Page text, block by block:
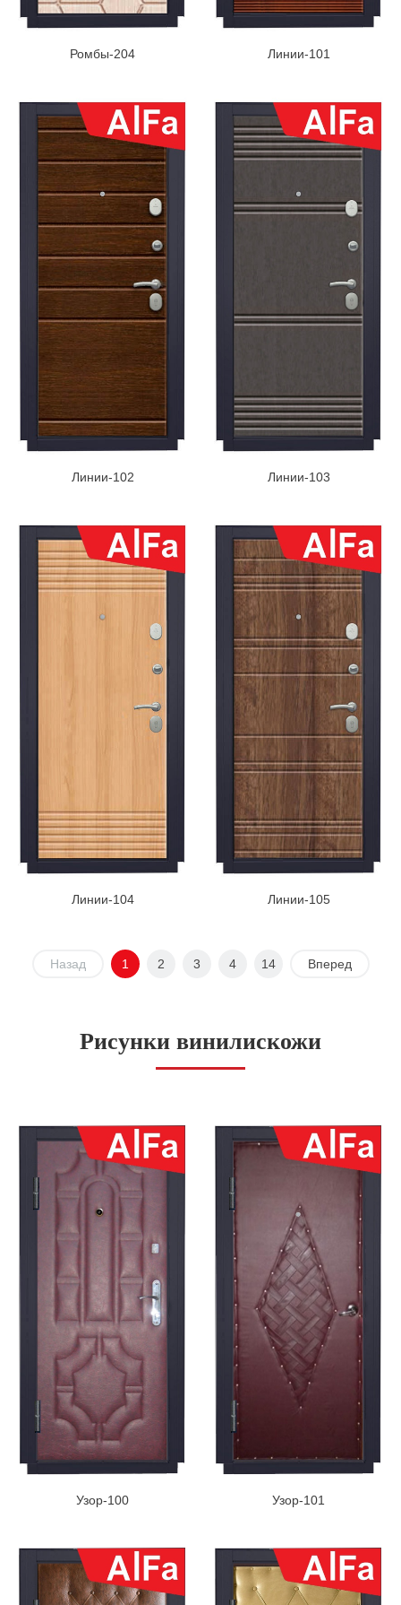
Ромбы-204 Линии-101
Линии-102 Линии-103
Линии-104 Линии-105
Назад 1 2 3 4 14 Вперед
Рисунки винилискожи
Узор-100 Узор-101